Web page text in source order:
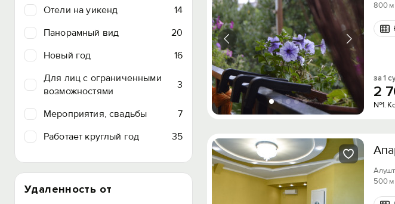
Отели на уикенд
14
Панорамный вид
20
Новый год
16
Для лиц с ограниченными
возможностями
3
Мероприятия, свадьбы
7
Работает круглый год
35
Удаленность от
800 м
за 1
2
№1.
500 м